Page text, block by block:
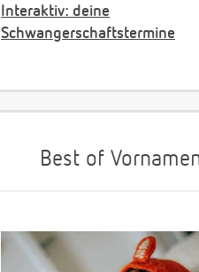
Interaktiv: deine
Schwangerschaftstermine
Best of